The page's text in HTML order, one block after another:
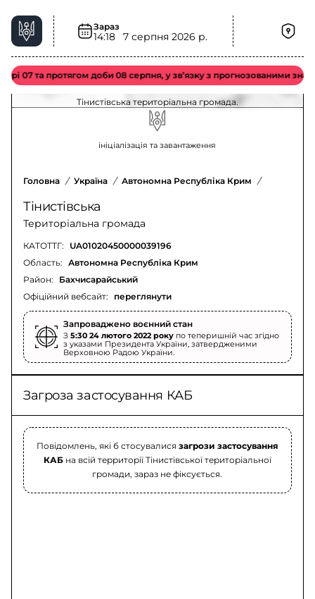
Зараз
14:18 7 серпня 2026 р.
та протягом доби 08 серпня, у зв’язку з прогнозованими
Загроза застосування КАБ у Тінистівська
територіальна громада – актуальна ситуація
Оновлення щодо загрози застосування КАБ у
Тінистівська територіальна громада.
ініціалізація та завантаження
Головна / Україна / Автономна Республіка Крим /
Тінистівська
Територіальна громада
КАТОТТГ: UA01020450000039196
Офіційний вебсайт: переглянути
Область: Автономна Республіка Крим
Район:
Бахчисарайський
Запроваджено воєнний стан
З 5:30 24 лютого 2022 року по теперишній час згідно
з указами Президента України, затвердженими
Верховною Радою України.
Загроза застосування КАБ
Повідомлень, які б стосувалися загрози застосування
КАБна всій территорії Тінистівської територіальної
громади, зараз не фіксується.